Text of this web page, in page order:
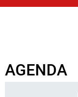
AGENDA